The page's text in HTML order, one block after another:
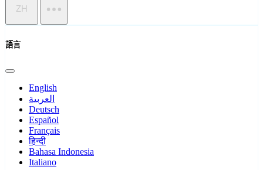
ZH
語言
English
العربية
Deutsch
Español
Français
हिन्दी
Bahasa Indonesia
Italiano